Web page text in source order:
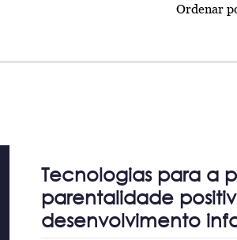
Ordenar
Tecnologias para a
parentalidade
desenvolvimento